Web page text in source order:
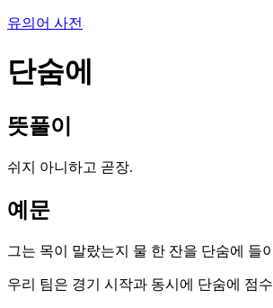
유의어 사전
단숨에
뜻풀이
쉬지 아니하고 곧장.
예문
그는 목이 말랐는지 물 한 잔을 단숨에 들
우리 팀은 경기 시작과 동시에 단숨에 점